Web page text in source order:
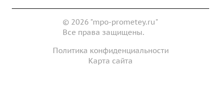
© 2026 "mpo-prometey.ru"
Все права защищены.
Политика конфиденциальности
Карта сайта